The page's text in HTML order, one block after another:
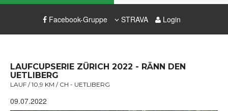
Facebook-Gruppe STRAVA Login
LAUFCUPSERIE ZÜRICH 2022 - RÄNN DEN
UETLIBERG
LAUF / 10,9 KM / CH - UETLIBERG
09.07.2022